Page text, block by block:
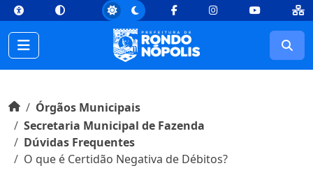
topConteúdo [1] Menu Principal [2] Busca [3] Rodapé [4]
FacebookInstagramYoutube
Início do conteúdo
InícioÓrgãos Municipais
Secretaria Municipal de Fazenda
Dúvidas Frequentes
O que é Certidão Negativa de Débitos?